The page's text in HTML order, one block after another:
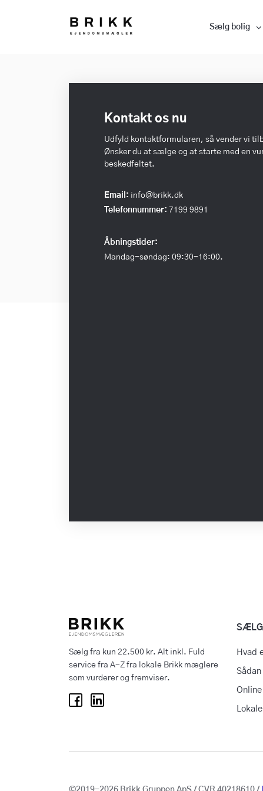
Sælg bolig
Kontakt os nu
Udfyld kontaktformularen, så vender vi
Ønsker du at sælge og at starte med en
beskedfeltet.
Email: info@brikk.dk
Telefonnummer: 7199 9891
Åbningstider:
Mandag-søndag: 09:30-16:00.
Sælg fra kun 22.500 kr. Alt inkl. Fuld
service fra A-Z fra lokale Brikk mæglere
som vurderer og fremviser.
SÆLG
Hvad